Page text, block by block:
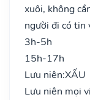
xuôi, không
người đi có tin
3h-5h
15h-17h
Lưu niên:XẤU
Lưu niên mọi